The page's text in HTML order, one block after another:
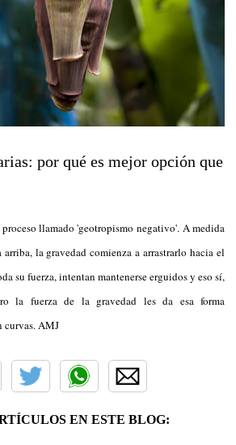
llamado 'geotropismo negativo'. A medida
la gravedad comienza a arrastrarlo hacia el
su fuerza, intentan mantenerse erguidos y eso sí,
la fuerza de la gravedad les da esa forma
curvas. AMJ
EN ESTE BLOG: